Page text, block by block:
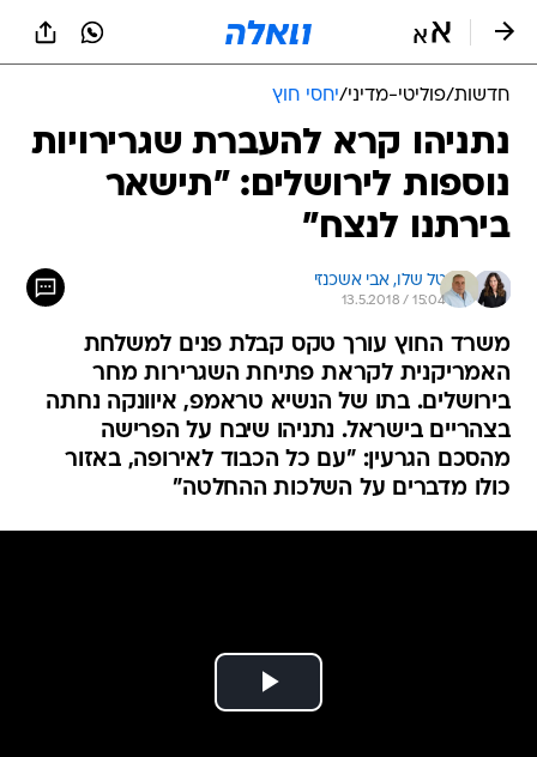
חדשות/פוליטי-מדיני/יחסי חוץ
נתניהו קרא להעברת שגרירויות
נוספות לירושלים: "תישאר
בירתנו לנצח"
טל שלו, אבי אשכנזי
13.5.2018 / 15:04
משרד החוץ עורך טקס קבלת פנים למשלחת
האמריקנית לקראת פתיחת השגרירות מחר
בירושלים. בתו של הנשיא טראמפ, איוונקה נחתה
בצהריים בישראל. נתניהו שיבח על הפרישה
מהסכם הגרעין: "עם כל הכבוד לאירופה, באזור
כולו מדברים על השלכות ההחלטה"